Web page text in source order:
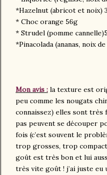
*Hazelnut (abricot et noix)
* Choc orange 56g
* Strudel (pomme
*Pinacolada (ananas, noix
Mon avis : la texture est
peu comme les nougats
connaissez) elles sont très
pas peuvent se découper
fois (c’est souvent le
trop grosses, trop
goût est très bon et lui
très vite goût ! j’ai juste eu